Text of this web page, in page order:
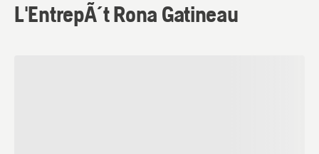
L'EntrepÃ´t Rona Gatineau